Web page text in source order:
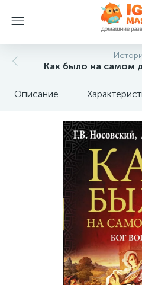
Как было на самом
Описание